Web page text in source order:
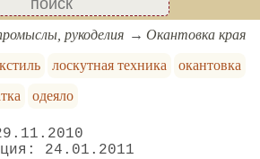
рукоделия
Окантовка края
лоскутная техника
окантовка
одеяло
24.01.2011